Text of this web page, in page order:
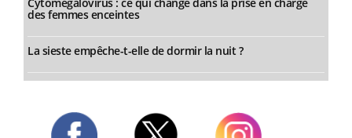
Cytomégalovirus : ce qui change dans la prise en charge
des femmes enceintes
La sieste empêche-t-elle de dormir la nuit ?